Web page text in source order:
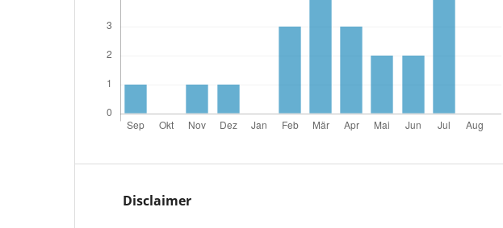
Disclaimer